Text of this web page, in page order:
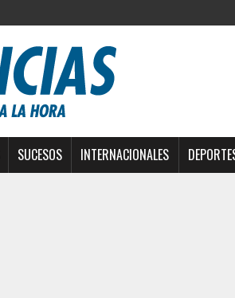
SUCESOS INTERNACIONALES